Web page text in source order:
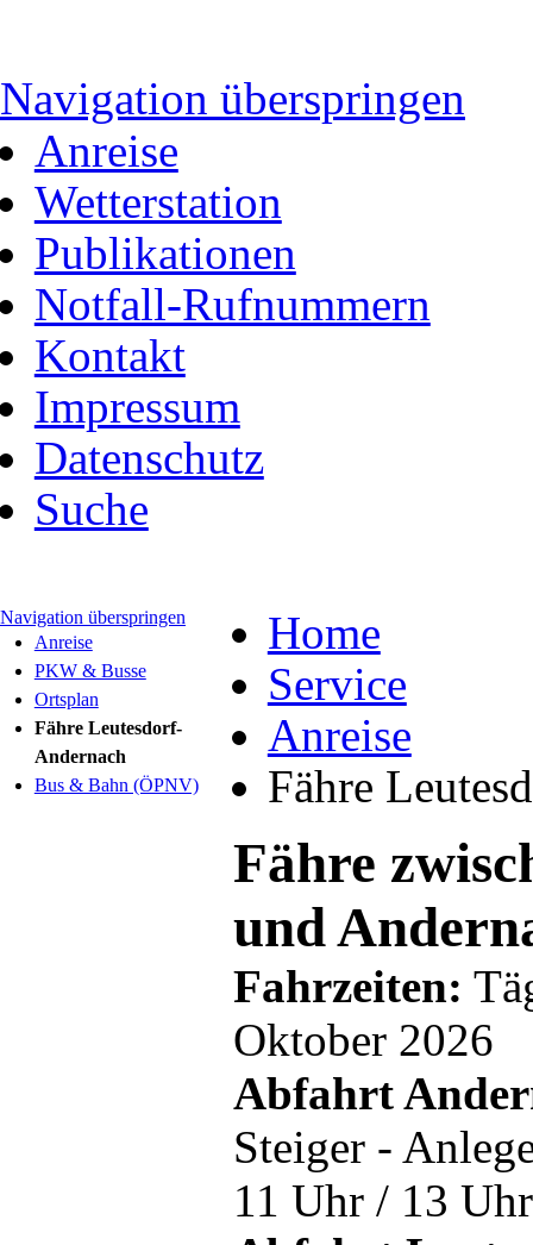
Navigation überspringen
Anreise
Wetterstation
Publikationen
Notfall-Rufnummern
Kontakt
Impressum
Datenschutz
Suche
Navigation überspringen
Anreise
PKW & Busse
Ortsplan
Fähre Leutesdorf-
Andernach
Bus & Bahn (ÖPNV)
Home
Service
Anreise
Fähre
Fähre
und
Fahrzeiten:
Oktober 2026
Abfahrt
Steiger -
11 Uhr / 13